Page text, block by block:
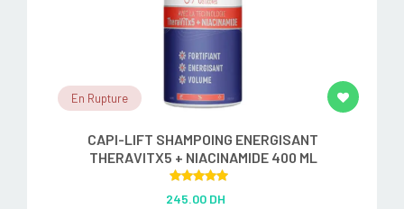
En Rupture
CAPI-LIFT SHAMPOING ENERGISANT
THERAVITX5 + NIACINAMIDE 400 ML
out of 5
245.00 DH